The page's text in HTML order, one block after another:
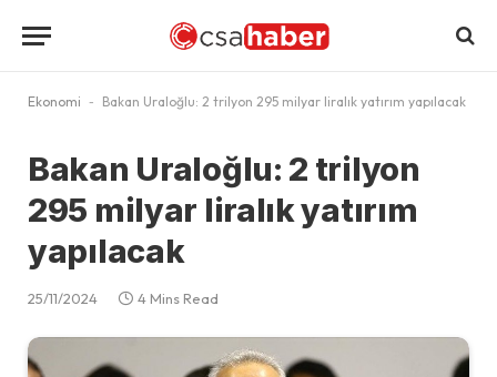
Ekonomi - Bakan Uraloğlu: 2 trilyon 295 milyar liralık yatırım yapılacak
Bakan Uraloğlu: 2 trilyon
295 milyar liralık yatırım
yapılacak
25/11/2024 4 Mins Read